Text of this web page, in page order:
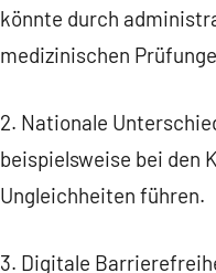
könnte durch
medizinischen
2. Nationale
beispielsweise bei den
Ungleichheiten führen.
3. Digitale